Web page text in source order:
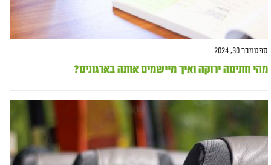
ספטמבר 30, 2024
מהי חתימה ירוקה ואיך מיישמים אותה בארגונים?